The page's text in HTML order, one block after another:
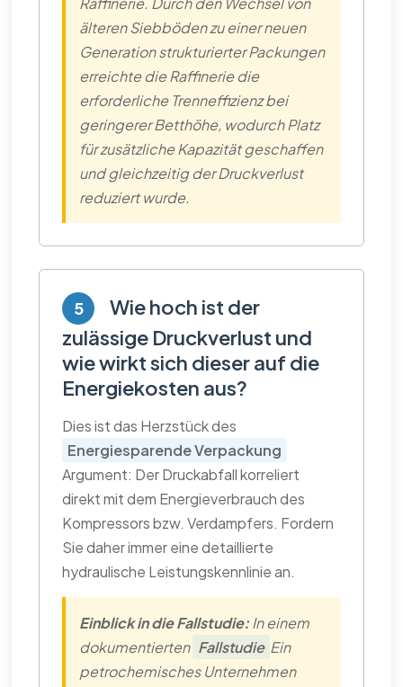
älteren Siebböden zu einer neuen
Generation strukturierter Packungen
erreichte die Raffinerie die
erforderliche Trenneffizienz bei
geringerer Betthöhe, wodurch Platz
für zusätzliche Kapazität geschaffen
und gleichzeitig der Druckverlust
reduziert wurde.
5
Wie hoch ist der
zulässige Druckverlust und
wie wirkt sich dieser auf die
Energiekosten aus?
Dies ist das Herzstück des
Energiesparende Verpackung
Argument: Der Druckabfall korreliert
direkt mit dem Energieverbrauch des
Kompressors bzw. Verdampfers. Fordern
Sie daher immer eine detaillierte
hydraulische Leistungskennlinie an.
Einblick in die Fallstudie:In einem
dokumentierten Fallstudie Ein
petrochemisches Unternehmen